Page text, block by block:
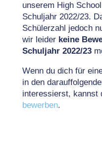
unserem High
Schuljahr 2022/23.
Schülerzahl jedoch
wir leider keine
Schuljahr2022/23
Wenn du dich für
in den
interessierst, kannst
bewerben.